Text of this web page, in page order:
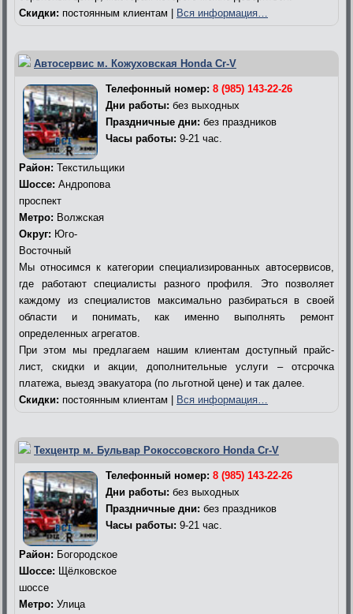
Скидки: постоянным клиентам | Вся информация…
Автосервис м. Кожуховская Honda Cr-V
Телефонный номер: 8 (985) 143-22-26
Дни работы: без выходных
Праздничные дни: без праздников
Часы работы: 9-21 час.
Район: Текстильщики
Шоссе: Андропова
проспект
Метро: Волжская
Округ: Юго-
Восточный
Мы относимся к категории специализированных автосервисов,
где работают специалисты разного профиля. Это позволяет
каждому из специалистов максимально разбираться в своей
области и понимать, как именно выполнять ремонт
определенных агрегатов.
При этом мы предлагаем нашим клиентам доступный прайс-
лист, скидки и акции, дополнительные услуги – отсрочка
платежа, выезд эвакуатора (по льготной цене) и так далее.
Скидки: постоянным клиентам | Вся информация…
Техцентр м. Бульвар Рокоссовского Honda Cr-V
Телефонный номер: 8 (985) 143-22-26
Дни работы: без выходных
Праздничные дни: без праздников
Часы работы: 9-21 час.
Район: Богородское
Шоссе: Щёлковское
шоссе
Метро: Улица